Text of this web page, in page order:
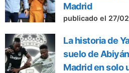
Madrid
publicado el 27/
La historia de
suelo de
Madrid en solo